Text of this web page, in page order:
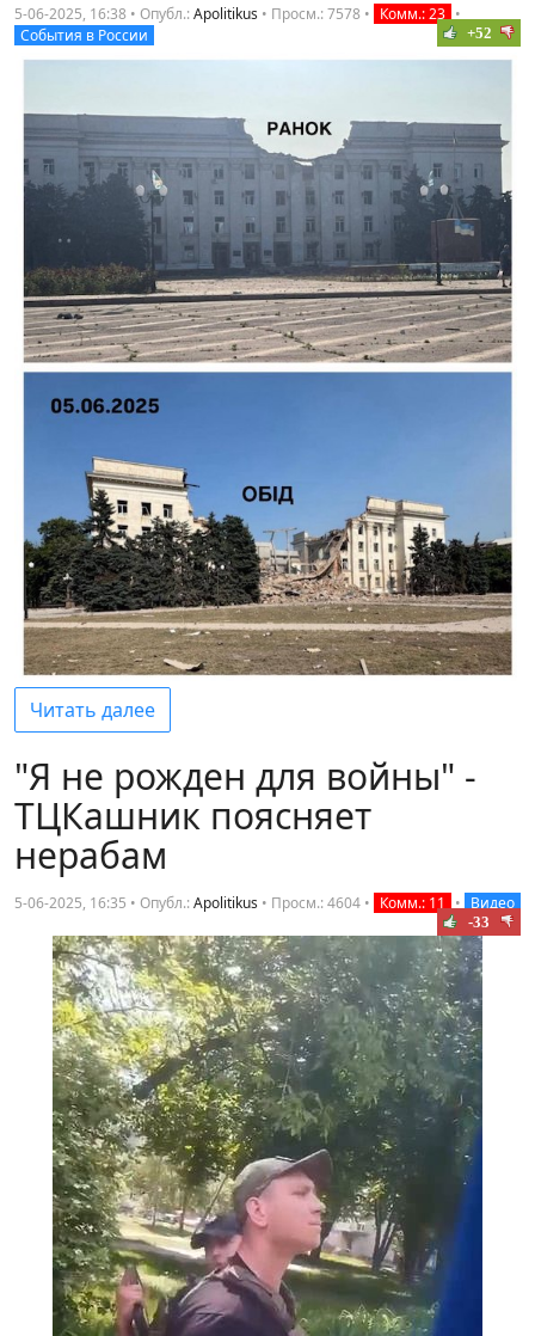
5-06-2025, 16:38 • Опубл.:Apolitikus • Просм.: 7578 • Комм.: 23 •
События в России
+52
Читать далее
"Я не рожден для войны" -
ТЦКашник поясняет
нерабам
5-06-2025, 16:35 • Опубл.:Apolitikus • Просм.: 4604 • Комм.: 11 • Видео
-33